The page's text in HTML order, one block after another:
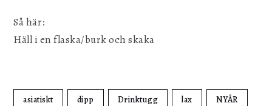
Så här:
Häll i en flaska/burk och skaka
asiatiskt dipp Drinktugg lax NYÅR